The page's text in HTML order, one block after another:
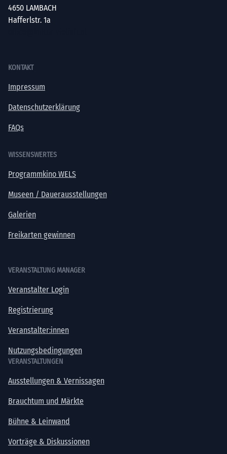
4650 LAMBACH
Hafferlstr. 1a
KONTAKT
Impressum
Datenschutzerklärung
FAQs
WISSENSWERTES
Programmkino WELS
Museen / Dauerausstellungen
Galerien
Freikarten gewinnen
VERANSTALTUNG MANAGER
Veranstalter Login
Registrierung
Veranstalter:innen
Nutzungsbedingungen
VERANSTALTUNGEN
Ausstellungen & Vernissagen
Brauchtum und Märkte
Bühne & Leinwand
Vorträge & Diskussionen